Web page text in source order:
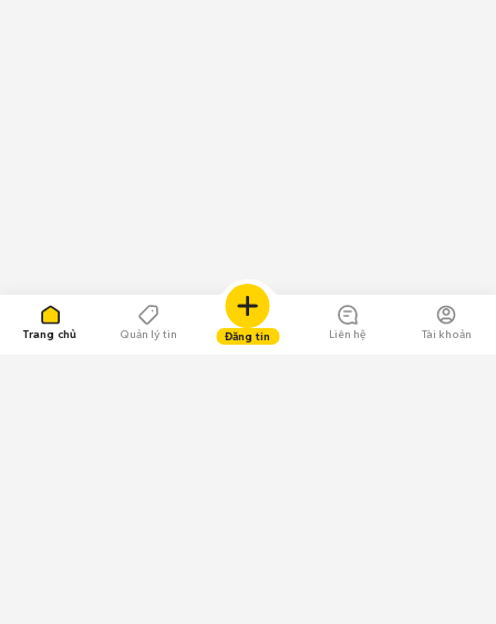
Trang chủ Quản lý tin Đăng tin Liên hệ Tài khoản